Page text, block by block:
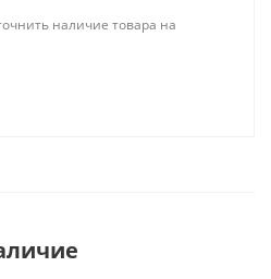
наличие товара на